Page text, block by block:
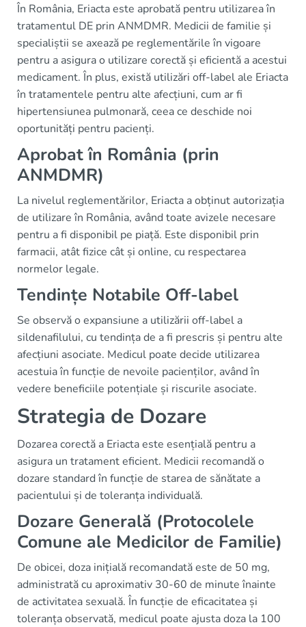
În România, Eriacta este aprobată pentru utilizarea în
tratamentul DE prin ANMDMR. Medicii de familie și
specialiștii se axează pe reglementările în vigoare
pentru a asigura o utilizare corectă și eficientă a acestui
medicament. În plus, există utilizări off-label ale Eriacta
în tratamentele pentru alte afecțiuni, cum ar fi
hipertensiunea pulmonară, ceea ce deschide noi
oportunități pentru pacienți.
Aprobat în România (prin
ANMDMR)
La nivelul reglementărilor, Eriacta a obținut autorizația
de utilizare în România, având toate avizele necesare
pentru a fi disponibil pe piață. Este disponibil prin
farmacii, atât fizice cât și online, cu respectarea
normelor legale.
Tendințe Notabile Off-label
Se observă o expansiune a utilizării off-label a
sildenafilului, cu tendința de a fi prescris și pentru alte
afecțiuni asociate. Medicul poate decide utilizarea
acestuia în funcție de nevoile pacienților, având în
vedere beneficiile potențiale și riscurile asociate.
Strategia de Dozare
Dozarea corectă a Eriacta este esențială pentru a
asigura un tratament eficient. Medicii recomandă o
dozare standard în funcție de starea de sănătate a
pacientului și de toleranța individuală.
Dozare Generală (Protocolele
Comune ale Medicilor de Familie)
De obicei, doza inițială recomandată este de 50 mg,
administrată cu aproximativ 30-60 de minute înainte
de activitatea sexuală. În funcție de eficacitatea și
toleranța observată, medicul poate ajusta doza la 100